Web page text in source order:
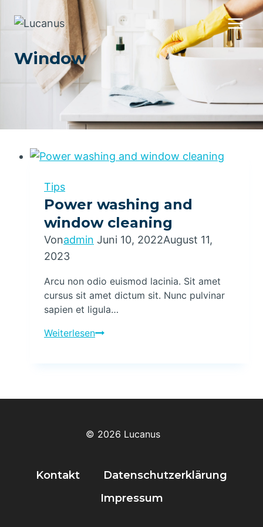
Inhalt
Window
Tips
Power washing and
window cleaning
Vonadmin Juni 10, 2022August 11,
2023
Arcu non odio euismod lacinia. Sit amet
cursus sit amet dictum sit. Nunc pulvinar
sapien et ligula…
WeiterlesenPower
© 2026 Lucanus
Kontakt
Datenschutzerklärung
Impressum